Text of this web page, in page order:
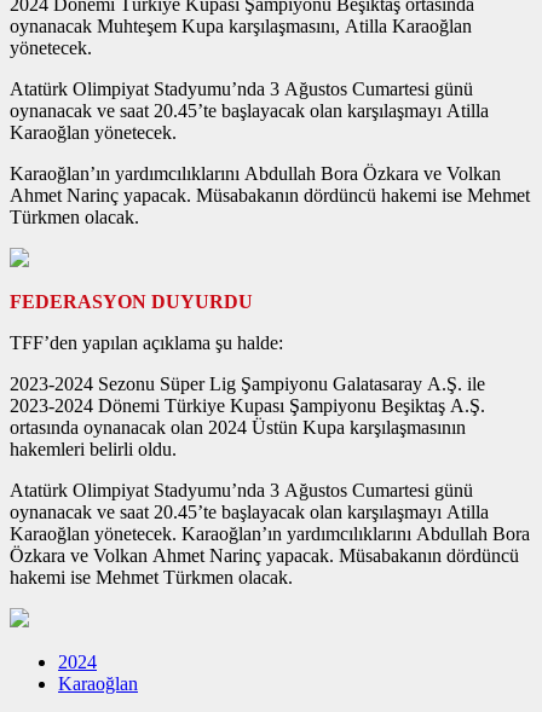
oynanacak Muhteşem Kupa karşılaşmasını, Atilla Karaoğlan
yönetecek.
Atatürk Olimpiyat Stadyumu’nda 3 Ağustos Cumartesi günü
oynanacak ve saat 20.45’te başlayacak olan karşılaşmayı Atilla
Karaoğlan yönetecek.
Karaoğlan’ın yardımcılıklarını Abdullah Bora Özkara ve Volkan
Ahmet Narinç yapacak. Müsabakanın dördüncü hakemi ise Mehmet
Türkmen olacak.
FEDERASYON DUYURDU
TFF’den yapılan açıklama şu halde:
2023-2024 Sezonu Süper Lig Şampiyonu Galatasaray A.Ş. ile
2023-2024 Dönemi Türkiye Kupası Şampiyonu Beşiktaş A.Ş.
ortasında oynanacak olan 2024 Üstün Kupa karşılaşmasının
hakemleri belirli oldu.
Atatürk Olimpiyat Stadyumu’nda 3 Ağustos Cumartesi günü
oynanacak ve saat 20.45’te başlayacak olan karşılaşmayı Atilla
Karaoğlan yönetecek. Karaoğlan’ın yardımcılıklarını Abdullah Bora
Özkara ve Volkan Ahmet Narinç yapacak. Müsabakanın dördüncü
hakemi ise Mehmet Türkmen olacak.
2024
Karaoğlan